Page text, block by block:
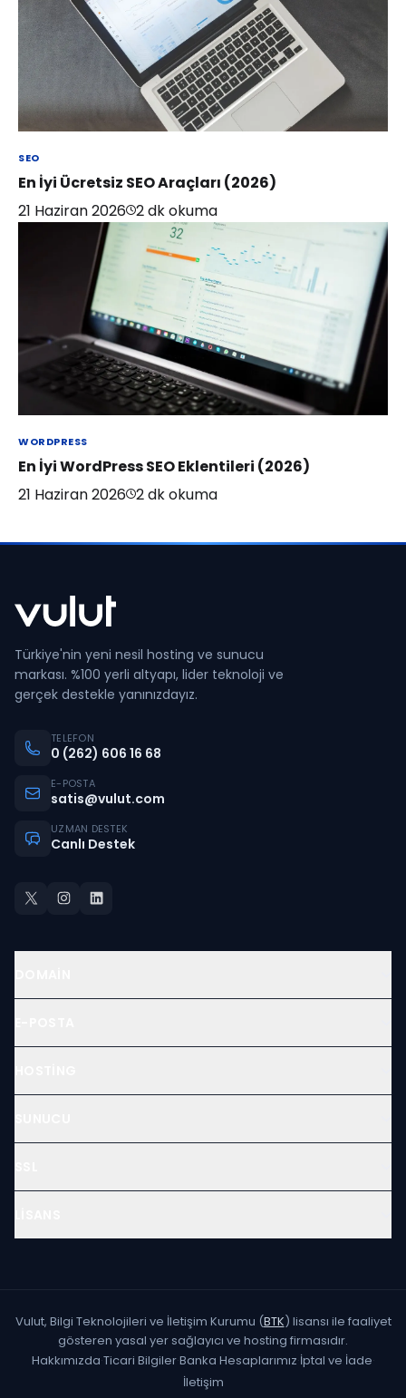
SEO
En İyi Ücretsiz SEO Araçları (2026)
21 Haziran 2026 2dk okuma
WORDPRESS
En İyi WordPress SEO Eklentileri (2026)
21 Haziran 2026 2dk okuma
Türkiye'nin yeni nesil hosting ve sunucu
markası. %100 yerli altyapı, lider teknoloji ve
gerçek destekle yanınızdayız.
TELEFON
0 (262) 606 16 68
E-POSTA
satis@vulut.com
UZMAN DESTEK
Canlı Destek
Vulut, Bilgi Teknolojileri ve İletişim Kurumu (BTK) lisansı ile faaliyet
gösteren yasal yer sağlayıcı ve hosting firmasıdır.
Hakkımızda·Ticari Bilgiler·Banka Hesaplarımız·İptal ve İade·
İletişim